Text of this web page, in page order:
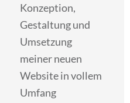
Konzeption,
Gestaltung und
Umsetzung
meiner neuen
Website in vollem
Umfang